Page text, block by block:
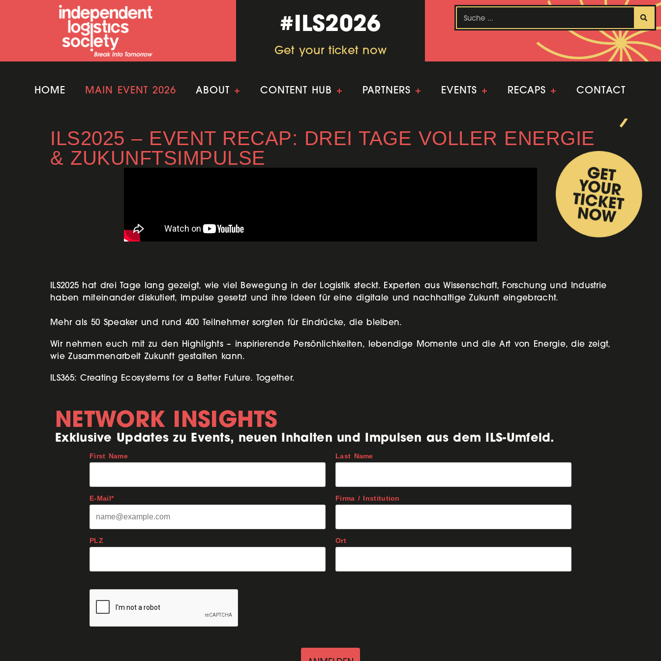
#ILS2026
Get your ticket now
#ILS2026
Get your ticket now
HOME MAIN EVENT 2026 ABOUT + CONTENT HUB + PARTNERS + EVENTS + RECAPS + CONTACT
ILS2025 – EVENT RECAP: DREI TAGE VOLLER ENERGIE
& ZUKUNFTSIMPULSE
ILS2025 hat drei Tage lang gezeigt, wie viel Bewegung in der Logistik steckt. Experten aus Wissenschaft, Forschung und Industrie
haben miteinander diskutiert, Impulse gesetzt und ihre Ideen für eine digitale und nachhaltige Zukunft eingebracht.
Mehr als 50 Speaker und rund 400 Teilnehmer sorgten für Eindrücke, die bleiben.
Wir nehmen euch mit zu den Highlights – inspirierende Persönlichkeiten, lebendige Momente und die Art von Energie, die zeigt,
wie Zusammenarbeit Zukunft gestalten kann.
ILS365: Creating Ecosystems for a Better Future. Together.
NETWORK INSIGHTS
Exklusive Updates zu Events, neuen Inhalten und Impulsen aus dem ILS-Umfeld.
First Name Last Name
E-Mail* Firma / Institution
PLZ Ort